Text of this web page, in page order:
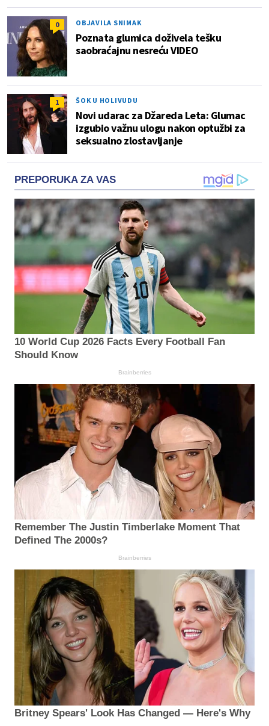
0 OBJAVILA SNIMAK
Poznata glumica doživela tešku
saobraćajnu nesreću VIDEO
1 ŠOK U HOLIVUDU
Novi udarac za Džareda Leta: Glumac
izgubio važnu ulogu nakon optužbi za
seksualno zlostavljanje
PREPORUKA ZA VAS
10 World Cup 2026 Facts Every Football Fan
Should Know
Brainberries
Remember The Justin Timberlake Moment That
Defined The 2000s?
Brainberries
Britney Spears' Look Has Changed — Here's Why